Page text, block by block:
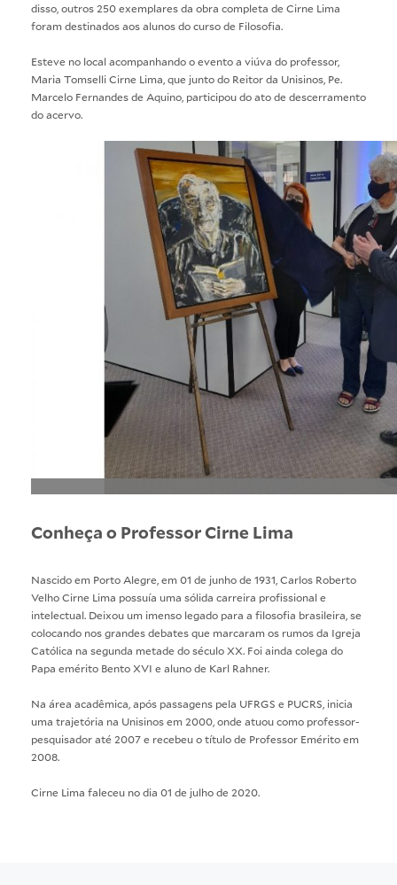
disso, outros 250 exemplares da obra completa de Cirne Lima
foram destinados aos alunos do curso de Filosofia.
Esteve no local acompanhando o evento a viúva do professor,
Maria Tomselli Cirne Lima, que junto do Reitor da Unisinos, Pe.
Marcelo Fernandes de Aquino, participou do ato de descerramento
do acervo.
Conheça o Professor Cirne Lima
Nascido em Porto Alegre, em 01 de junho de 1931, Carlos Roberto
Velho Cirne Lima possuía uma sólida carreira profissional e
intelectual. Deixou um imenso legado para a filosofia brasileira, se
colocando nos grandes debates que marcaram os rumos da Igreja
Católica na segunda metade do século XX. Foi ainda colega do
Papa emérito Bento XVI e aluno de Karl Rahner.
Na área acadêmica, após passagens pela UFRGS e PUCRS, inicia
uma trajetória na Unisinos em 2000, onde atuou como professor-
pesquisador até 2007 e recebeu o título de Professor Emérito em
2008.
Cirne Lima faleceu no dia 01 de julho de 2020.